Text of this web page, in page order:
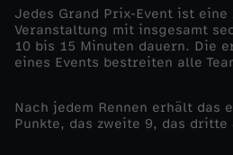
n
e
n
Jedes Grand Prix-Event ist
Veranstaltung mit insgesamt
10 bis 15 Minuten dauern. Die
eines Events bestreiten alle
Nach jedem Rennen erhält das
Punkte, das zweite 9, das dritte